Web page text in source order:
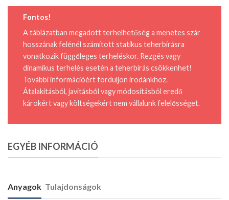
Fontos!
A táblázatban megadott terhelhetőség a menetes szár
hosszának felénél számított statikus teherbírásra
vonatkozik függőleges terheléskor. Rezgés vagy
dinamikus terhelés esetén a teherbírás csökkenhet!
További információért forduljon irodánkhoz.
Átalakításból, javításból vagy módosításból eredő
károkért vagy költségekért nem vállalunk felelősséget.
EGYÉB INFORMÁCIÓ
Anyagok Tulajdonságok